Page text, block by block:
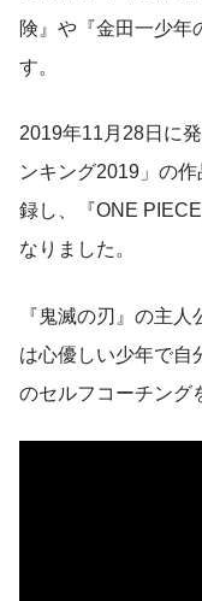
険』や『金田一少年
す。
2019年11月28日に
ンキング2019」の
録し、『ONE
なりました。
『鬼滅の刃』の主人
は心優しい少年で自
のセルフコーチング